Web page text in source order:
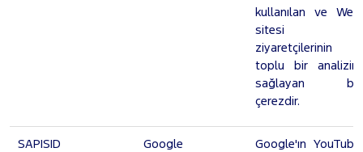
kullanılan ve Web
sitesi
ziyaretçilerinin
toplu bir analizini
sağlayan bir
çerezdir.
SAPISID Google
Google'ın YouTube